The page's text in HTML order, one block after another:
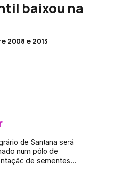
baixou na
2008 e 2013
de Santana será
num pólo de
de sementes